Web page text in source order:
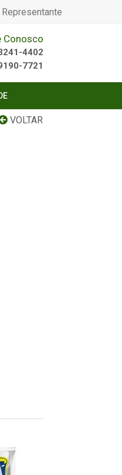
Conosco
4402
7721
VOLTAR